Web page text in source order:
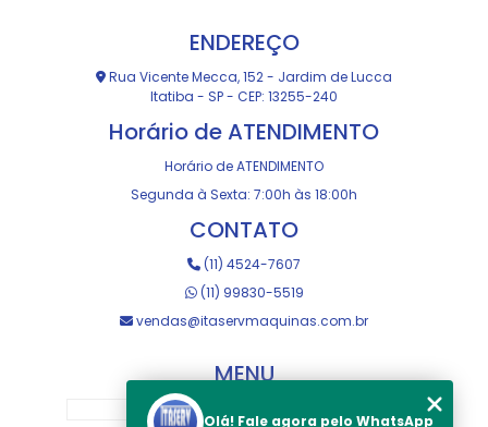
ENDEREÇO
Rua Vicente Mecca, 152 - Jardim de Lucca
Itatiba - SP - CEP: 13255-240
Horário de ATENDIMENTO
Horário de ATENDIMENTO
Segunda à Sexta: 7:00h às 18:00h
CONTATO
(11) 4524-7607
(11) 99830-5519
vendas@itaservmaquinas.com.br
MENU
Olá! Fale agora pelo WhatsApp